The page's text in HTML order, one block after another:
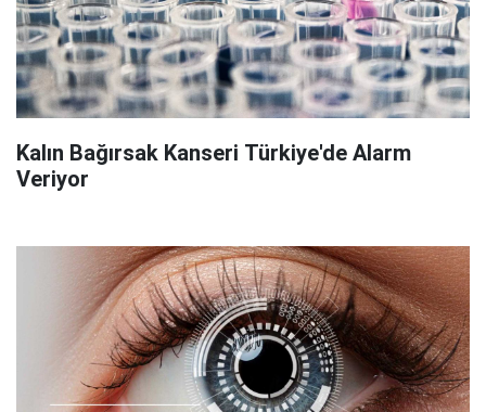
Kalın Bağırsak Kanseri Türkiye'de Alarm
Veriyor